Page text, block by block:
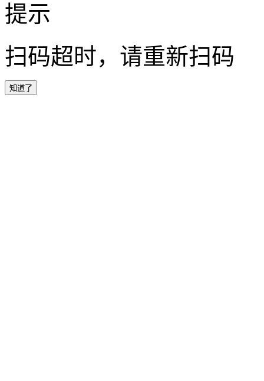
提示
扫码超时，请重新扫码
知道了